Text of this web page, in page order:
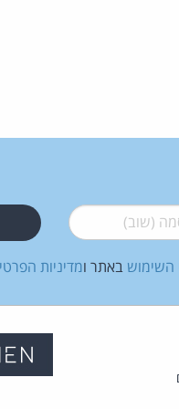
(שוב)*
השימוש באתר ומדיניות